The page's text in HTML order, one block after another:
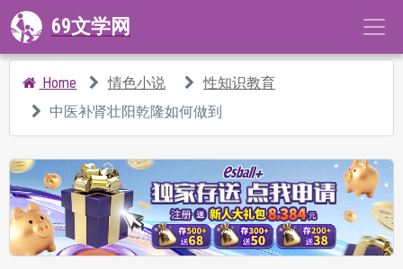
69文学网
Home 情色小说
性知识教育
中医补肾壮阳乾隆如何做到